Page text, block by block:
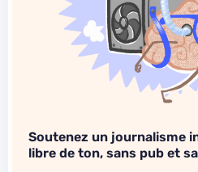
Soutenez un journalisme
libre de ton, sans pub et